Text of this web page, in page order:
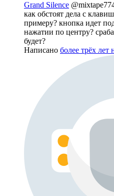
Grand Silence
как обстоят дела с
примеру? кнопка идет
нажатии по центру?
будет?
Написано более трёх лет